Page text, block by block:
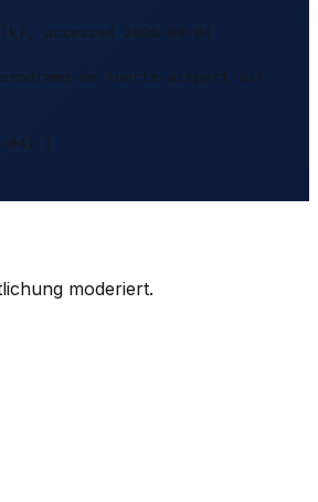
accessed 2026-08-04
de-fuerte-airport-olk
04} }
moderiert.